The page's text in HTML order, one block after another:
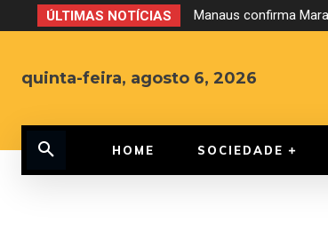
ÚLTIMAS NOTÍCIAS Manaus confirma
quinta-feira, agosto 6, 2026
HOME SOCIEDADE